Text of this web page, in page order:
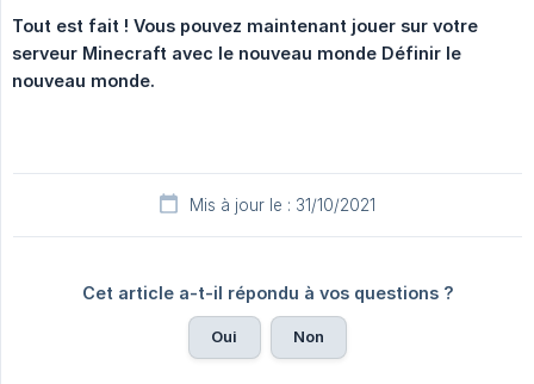
Tout est fait ! Vous pouvez maintenant jouer sur votre
serveur Minecraft avec le nouveau monde Définir le
nouveau monde.
Mis à jour le : 31/10/2021
Cet article a-t-il répondu à vos questions ?
Oui Non